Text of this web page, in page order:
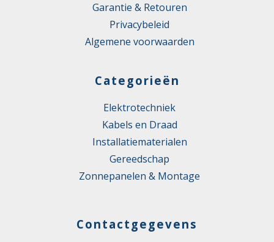
Garantie & Retouren
Privacybeleid
Algemene voorwaarden
Categorieën
Elektrotechniek
Kabels en Draad
Installatiematerialen
Gereedschap
Zonnepanelen & Montage
Contactgegevens